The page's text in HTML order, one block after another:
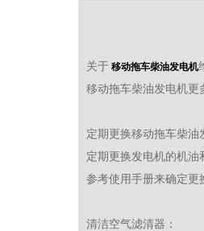
关于 移动拖车柴油发电机
移动拖车柴油发电机更
定期更换移动拖车柴油
定期更换发电机的机
参考使用手册来确定更
清洁空气滤清器：